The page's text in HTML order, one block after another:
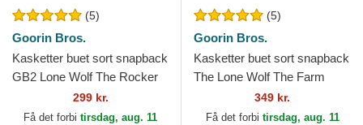
(5)
Goorin Bros.
Kasketter buet sort snapback
GB2 Lone Wolf The Rocker
The Farm Goorin Bros.
299 kr.
Få det forbi tirsdag, aug. 11
(5)
Goorin Bros.
Kasketter buet sort snapback
The Lone Wolf The Farm
Goorin Bros.349 kr.
Få det forbi tirsdag, aug. 11